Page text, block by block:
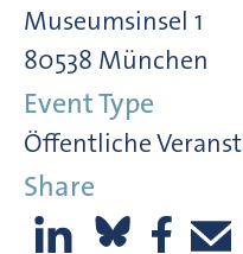
Museumsinsel 1
80538 München
Event Type
Öffentliche
Share